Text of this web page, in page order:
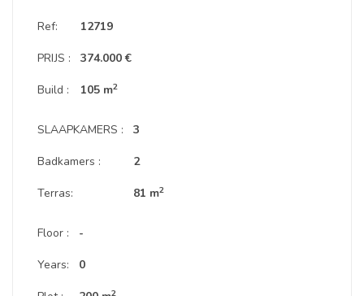
Ref:
PRIJS :
Build :
12719
374.000 €
105 m2
SLAAPKAMERS :
Badkamers :
Terras:
3
2
81 m2
Floor :
Years:
-
0
2